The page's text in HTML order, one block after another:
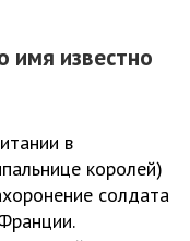
имя известно
в
королей)
солдата